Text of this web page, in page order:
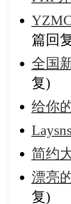
篇回
全国
复)
给你
简约
漂亮
复)